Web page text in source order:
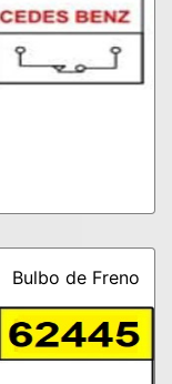
Bulbo de Freno